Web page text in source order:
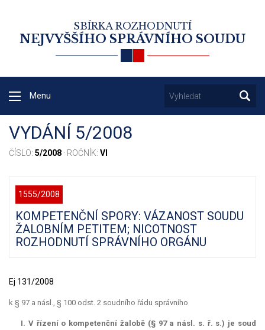
SBÍRKA ROZHODNUTÍ
NEJVYŠŠÍHO SPRÁVNÍHO SOUDU
Menu
VYDÁNÍ 5/2008
ČÍSLO: 5/2008 · ROČNÍK: VI
1555/2008
KOMPETENČNÍ SPORY: VÁZANOST SOUDU
ŽALOBNÍM PETITEM; NICOTNOST
ROZHODNUTÍ SPRÁVNÍHO ORGÁNU
Ej 131/2008
k § 97 a násl., § 100 odst. 2 soudního řádu správního
I. V řízení o kompetenční žalobě (§ 97 a násl. s. ř. s.) je soud